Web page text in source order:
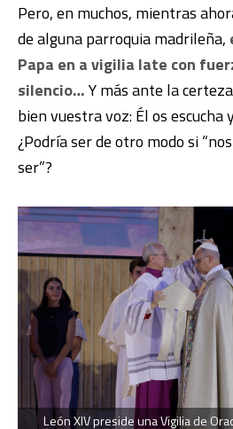
Pero, en muchos, mientras
de alguna parroquia madrileña,
Papa en a vigilia late con
silencio…Y más ante la
bien vuestra voz: Él os escucha
¿Podría ser de otro modo si
ser”?
León XIV preside una Vigilia de